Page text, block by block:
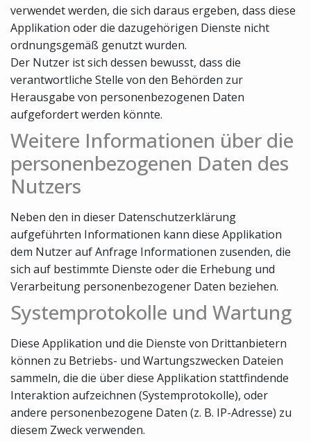
verwendet werden, die sich daraus ergeben, dass diese
Applikation oder die dazugehörigen Dienste nicht
ordnungsgemäß genutzt wurden.
Der Nutzer ist sich dessen bewusst, dass die
verantwortliche Stelle von den Behörden zur
Herausgabe von personenbezogenen Daten
aufgefordert werden könnte.
Weitere Informationen über die
personenbezogenen Daten des
Nutzers
Neben den in dieser Datenschutzerklärung
aufgeführten Informationen kann diese Applikation
dem Nutzer auf Anfrage Informationen zusenden, die
sich auf bestimmte Dienste oder die Erhebung und
Verarbeitung personenbezogener Daten beziehen.
Systemprotokolle und Wartung
Diese Applikation und die Dienste von Drittanbietern
können zu Betriebs- und Wartungszwecken Dateien
sammeln, die die über diese Applikation stattfindende
Interaktion aufzeichnen (Systemprotokolle), oder
andere personenbezogene Daten (z. B. IP-Adresse) zu
diesem Zweck verwenden.